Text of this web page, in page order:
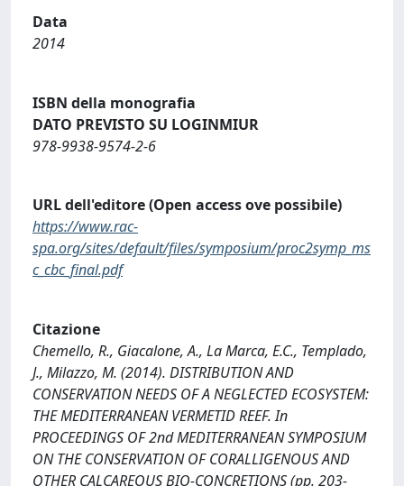
Data
2014
ISBN della monografia
DATO PREVISTO SU LOGINMIUR
978-9938-9574-2-6
URL dell'editore (Open access ove possibile)
https://www.rac-
spa.org/sites/default/files/symposium/proc2symp_ms
c_cbc_final.pdf
Citazione
Chemello, R., Giacalone, A., La Marca, E.C., Templado,
J., Milazzo, M. (2014). DISTRIBUTION AND
CONSERVATION NEEDS OF A NEGLECTED ECOSYSTEM:
THE MEDITERRANEAN VERMETID REEF. In
PROCEEDINGS OF 2nd MEDITERRANEAN SYMPOSIUM
ON THE CONSERVATION OF CORALLIGENOUS AND
OTHER CALCAREOUS BIO-CONCRETIONS (pp. 203-